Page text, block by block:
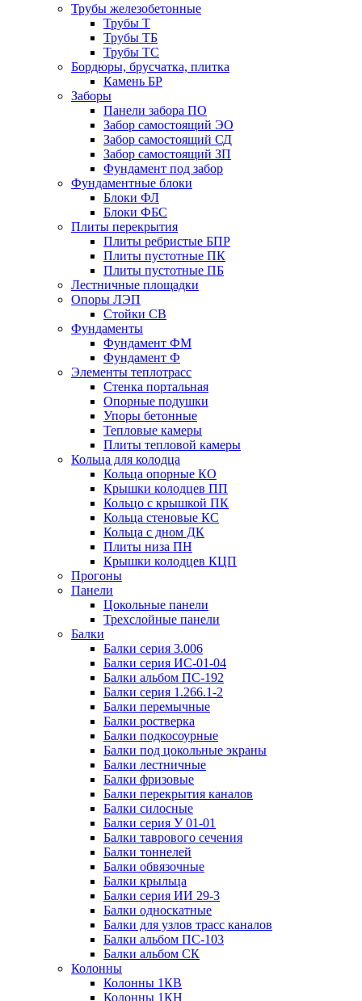
Трубы железобетонные
Трубы Т
Трубы ТБ
Трубы ТС
Бордюры, брусчатка, плитка
Камень БР
Заборы
Панели забора ПО
Забор самостоящий ЭО
Забор самостоящий СД
Забор самостоящий ЗП
Фyндамент под забор
Фундаментные блоки
Блоки ФЛ
Блоки ФБС
Плиты перекрытия
Плиты ребристые БПР
Плиты пустотные ПК
Плиты пустотные ПБ
Лестничные площадки
Опоры ЛЭП
Стойки СВ
Фундаменты
Фyндамент ФМ
Фyндамент Ф
Элементы теплотрасс
Стенка портальная
Опорные подушки
Упоры бетонные
Тепловые камеры
Плиты тепловой камеры
Кольца для колодца
Кольца опорные КО
Крышки колодцев ПП
Кольцо с крышкой ПК
Кольца стеновые КС
Кольца с дном ДК
Плиты низа ПН
Крышки колодцев КЦП
Прогоны
Панели
Цокольные панели
Трехслойные панели
Балки
Балки серия 3.006
Балки серия ИС-01-04
Балки альбом ПС-192
Балки серия 1.266.1-2
Балки перемычные
Балки ростверка
Балки подкосоурные
Балки под цокольные экраны
Балки лестничные
Балки фризовые
Балки перекрытия каналов
Балки силосные
Балки серия У 01-01
Балки таврового сечения
Балки тоннелей
Балки обвязочные
Балки крыльца
Балки серия ИИ 29-3
Балки односкатные
Балки для узлов трасс каналов
Балки альбом ПС-103
Балки альбом СК
Колонны
Колонны 1КВ
Колонны 1КН